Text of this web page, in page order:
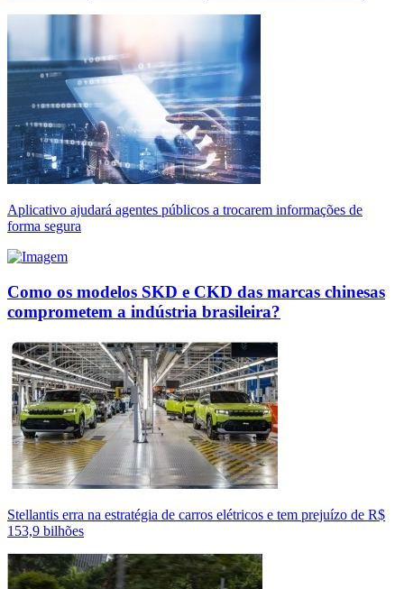
Aplicativo ajudará agentes públicos a trocarem informações de
forma segura
Como os modelos SKD e CKD das marcas chinesas
comprometem a indústria brasileira?
Stellantis erra na estratégia de carros elétricos e tem prejuízo de R$
153,9 bilhões